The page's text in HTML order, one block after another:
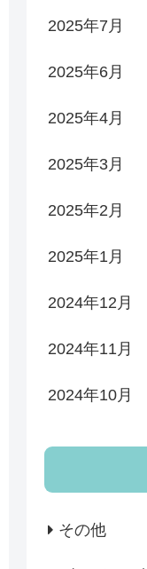
2025年7月
2025年6月
2025年4月
2025年3月
2025年2月
2025年1月
2024年12月
2024年11月
2024年10月
その他